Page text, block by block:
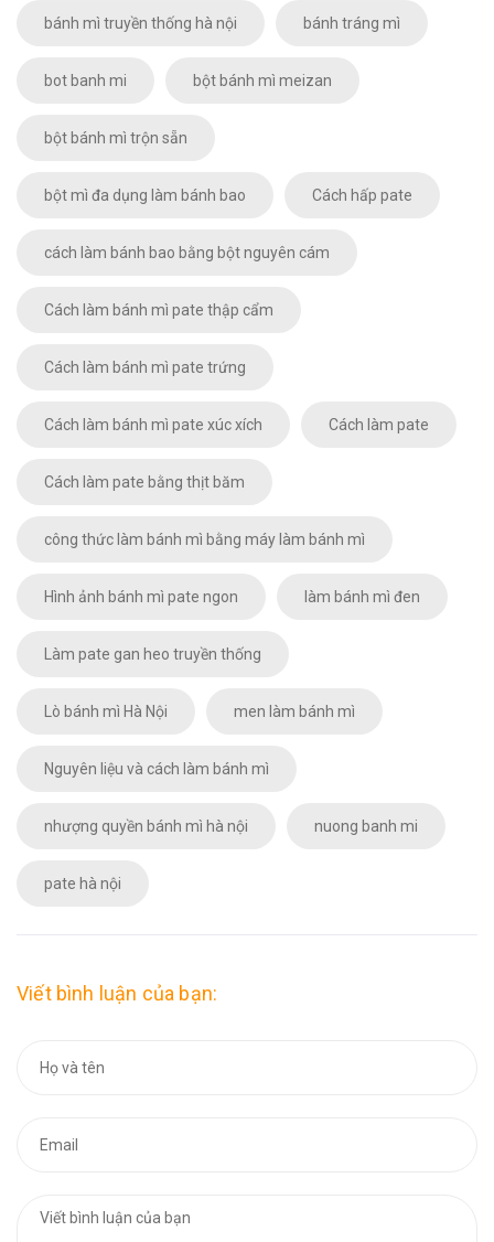
bánh mì truyền thống hà nội bánh tráng mì
bot banh mi bột bánh mì meizan
bột bánh mì trộn sẵn
bột mì đa dụng làm bánh bao Cách hấp pate
cách làm bánh bao bằng bột nguyên cám
Cách làm bánh mì pate thập cẩm
Cách làm bánh mì pate trứng
Cách làm bánh mì pate xúc xích Cách làm pate
Cách làm pate bằng thịt băm
công thức làm bánh mì bằng máy làm bánh mì
Hình ảnh bánh mì pate ngon làm bánh mì đen
Làm pate gan heo truyền thống
Lò bánh mì Hà Nội men làm bánh mì
Nguyên liệu và cách làm bánh mì
nhượng quyền bánh mì hà nội nuong banh mi
pate hà nội
Viết bình luận của bạn: